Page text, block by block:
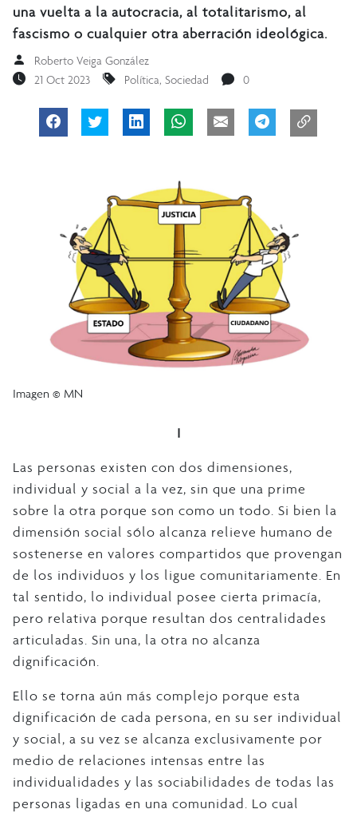
una vuelta a la autocracia, al totalitarismo, al
fascismo o cualquier otra aberración ideológica.
Roberto Veiga González
21 Oct 2023
Política, Sociedad 0
Imagen © MN
I
Las personas existen con dos dimensiones,
individual y social a la vez, sin que una prime
sobre la otra porque son como un todo. Si bien la
dimensión social sólo alcanza relieve humano de
sostenerse en valores compartidos que provengan
de los individuos y los ligue comunitariamente. En
tal sentido, lo individual posee cierta primacía,
pero relativa porque resultan dos centralidades
articuladas. Sin una, la otra no alcanza
dignificación.
Ello se torna aún más complejo porque esta
dignificación de cada persona, en su ser individual
y social, a su vez se alcanza exclusivamente por
medio de relaciones intensas entre las
individualidades y las sociabilidades de todas las
personas ligadas en una comunidad. Lo cual